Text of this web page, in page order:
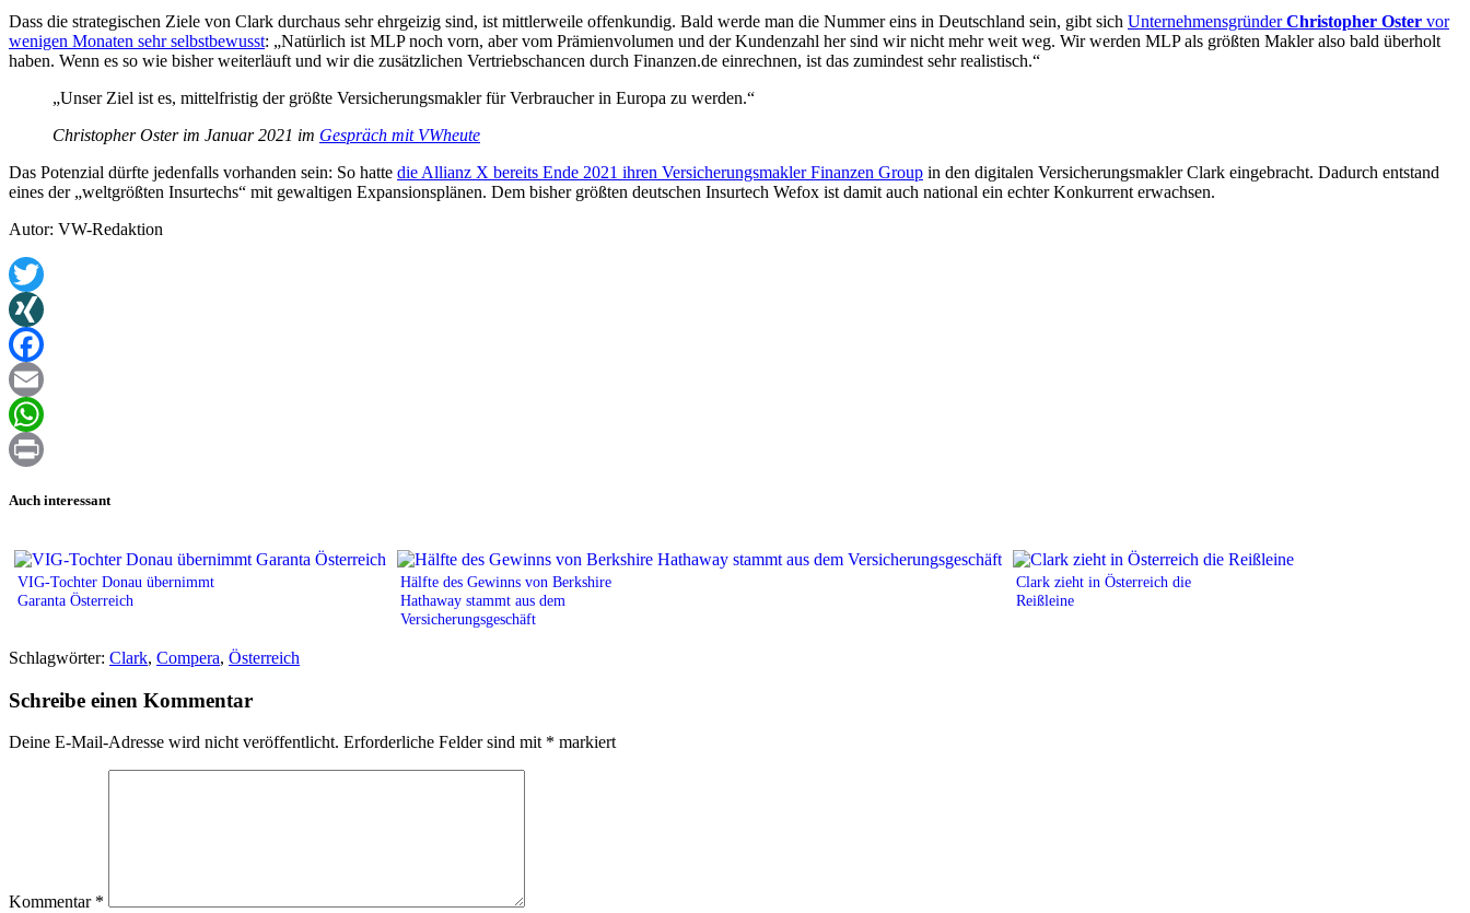
Dass die strategischen Ziele von Clark durchaus sehr ehrgeizig sind, ist mittlerweile offenkundig. Bald werde man die Nummer eins in Deutschland sein, gibt sich UnternehmensgründerChristopher Oster vor
wenigen Monaten sehr selbstbewusst: „Natürlich ist MLP noch vorn, aber vom Prämienvolumen und der Kundenzahl her sind wir nicht mehr weit weg. Wir werden MLP als größten Makler also bald überholt
haben. Wenn es so wie bisher weiterläuft und wir die zusätzlichen Vertriebschancen durch Finanzen.de einrechnen, ist das zumindest sehr realistisch.“
„Unser Ziel ist es, mittelfristig der größte Versicherungsmakler für Verbraucher in Europa zu werden.“
Christopher Oster im Januar 2021 im Gespräch mit VWheute
Das Potenzial dürfte jedenfalls vorhanden sein: So hatte die Allianz X bereits Ende 2021 ihren Versicherungsmakler Finanzen Group in den digitalen Versicherungsmakler Clark eingebracht. Dadurch entstand
eines der „weltgrößten Insurtechs“ mit gewaltigen Expansionsplänen. Dem bisher größten deutschen Insurtech Wefox ist damit auch national ein echter Konkurrent erwachsen.
Autor: VW-Redaktion
Twitter
XING
Facebook
Email
WhatsApp
Auch interessant
VIG-Tochter Donau übernimmt
Garanta Österreich
Hälfte des Gewinns von Berkshire
Hathaway stammt aus dem
Versicherungsgeschäft
Clark zieht in Österreich die
Reißleine
Schlagwörter: Clark, Compera, Österreich
Schreibe einen Kommentar
Deine E-Mail-Adresse wird nicht veröffentlicht. Erforderliche Felder sind mit * markiert
Kommentar *